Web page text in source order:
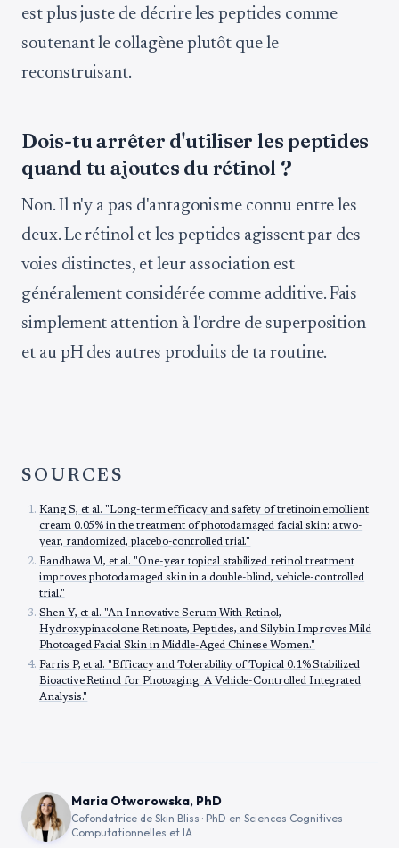
est plus juste de décrire les peptides comme
soutenant le collagène plutôt que le
reconstruisant.
Dois-tu arrêter d'utiliser les peptides
quand tu ajoutes du rétinol ?
Non. Il n'y a pas d'antagonisme connu entre les
deux. Le rétinol et les peptides agissent par des
voies distinctes, et leur association est
généralement considérée comme additive. Fais
simplement attention à l'ordre de superposition
et au pH des autres produits de ta routine.
SOURCES
Kang S, et al. "Long-term efficacy and safety of tretinoin emollient
cream 0.05% in the treatment of photodamaged facial skin: a two-
year, randomized, placebo-controlled trial."
Randhawa M, et al. "One-year topical stabilized retinol treatment
improves photodamaged skin in a double-blind, vehicle-controlled
trial."
Shen Y, et al. "An Innovative Serum With Retinol,
Hydroxypinacolone Retinoate, Peptides, and Silybin Improves Mild
Photoaged Facial Skin in Middle-Aged Chinese Women."
Farris P, et al. "Efficacy and Tolerability of Topical 0.1% Stabilized
Bioactive Retinol for Photoaging: A Vehicle-Controlled Integrated
Analysis."
Maria Otworowska, PhD
Cofondatrice de Skin Bliss · PhD en Sciences Cognitives
Computationnelles et IA